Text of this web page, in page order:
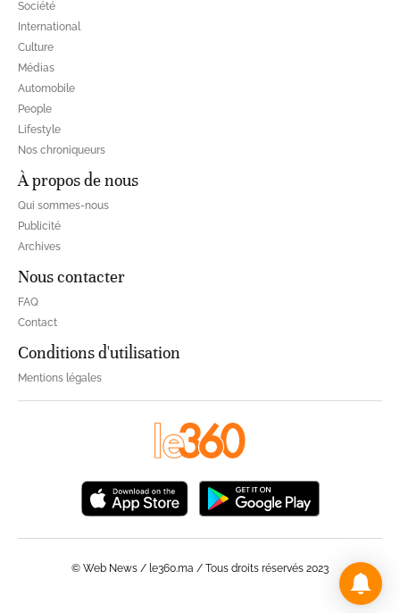
Société
International
Culture
Médias
Automobile
People
Lifestyle
Nos chroniqueurs
À propos de nous
Qui sommes-nous
Publicité
Archives
Nous contacter
FAQ
Contact
Conditions d'utilisation
Mentions légales
© Web News / le360.ma / Tous droits réservés 2023